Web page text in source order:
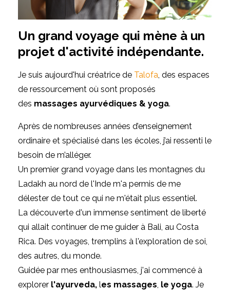
Un grand voyage qui mène à un
projet d'activité indépendante.
Je suis aujourd'hui créatrice de Talofa , des espaces
de ressourcement où sont proposés
des massages ayurvédiques & yoga.
Après de nombreuses années d’enseignement
ordinaire et spécialisé dans les écoles, j’ai ressenti le
besoin de m’alléger.
Un premier grand voyage dans les montagnes du
Ladakh au nord de l'Inde m'a permis de me
délester de tout ce qui ne m'était plus essentiel.
La découverte d'un immense sentiment de liberté
qui allait continuer de me guider à Bali, au Costa
Rica. Des voyages, tremplins à l'exploration de soi,
des autres, du monde.
Guidée par mes enthousiasmes, j'ai commencé à
explorer l'ayurveda, les massages le yoga. Je